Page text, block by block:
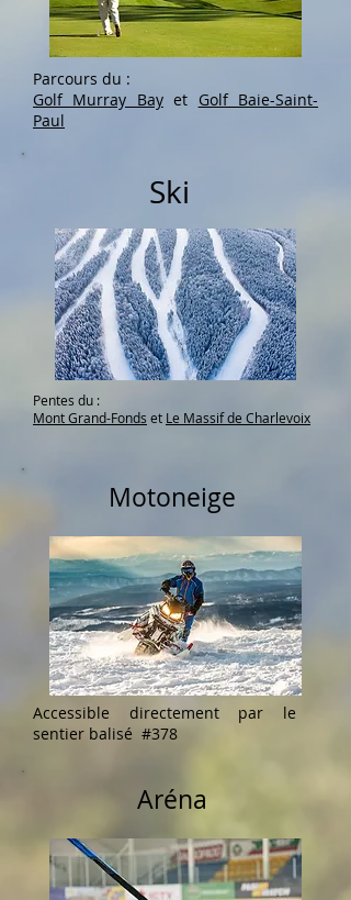
Parcours du :
Golf Murray Bayet Golf Baie-Saint-
Paul
Ski
Pentes du :
Mont Grand-Fonds et Le Massif de Charlevoix
Motoneige
Accessible directement par le
sentier balisé #378
Aréna